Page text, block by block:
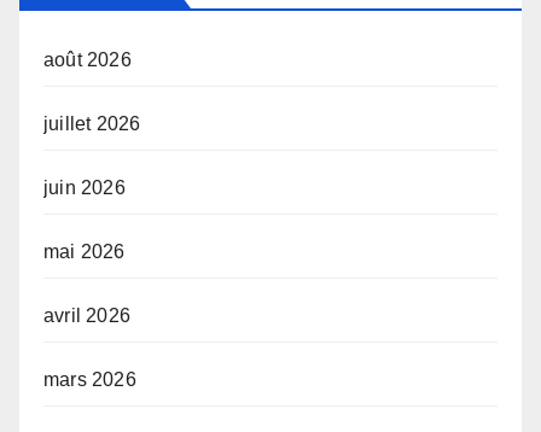
août 2026
juillet 2026
juin 2026
mai 2026
avril 2026
mars 2026